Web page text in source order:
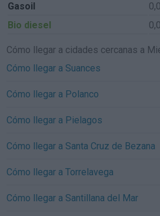
Gasoil
Bio diesel
Cómo llegar a cidades cercanas a
Cómo llegar a Suances
Cómo llegar a Polanco
Cómo llegar a Pielagos
Cómo llegar a Santa Cruz de Bezana
Cómo llegar a Torrelavega
Cómo llegar a Santillana del Mar